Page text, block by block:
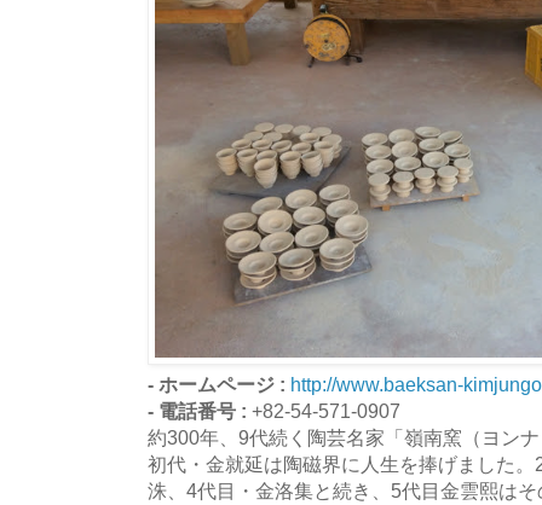
- ホームページ : http://www.baeksan-
- 電話番号 : +82-54-571-0907
約300年、9代続く陶芸名家「嶺南窯（ヨン
初代・金就延は陶磁界に人生を捧げました
洙、4代目・金洛集と続き、5代目金雲熙は